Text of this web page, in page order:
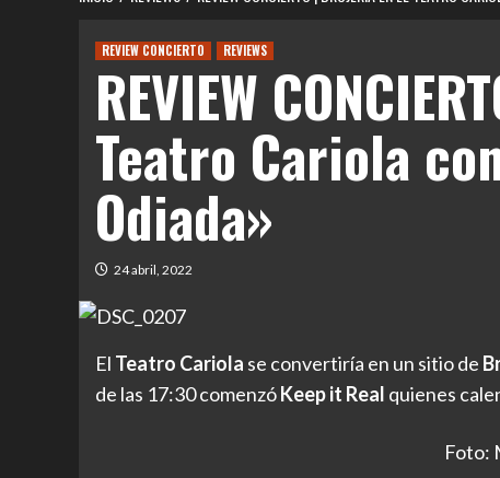
REVIEW CONCIERTO REVIEWS
REVIEW
Teatro Cariola
Odiada»
24 abril, 2022
El Teatro Cariola se convertiría en un sitio de
de las 17:30 comenzóKeep it Real quienes
Foto: